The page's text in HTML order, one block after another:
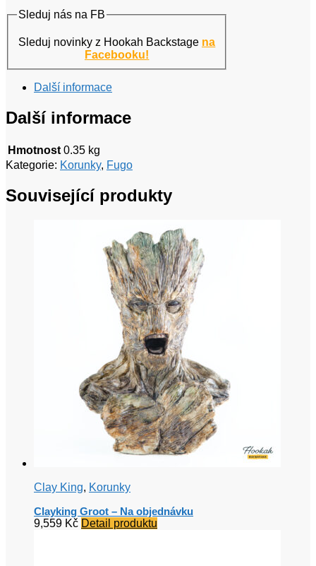
Sleduj nás na FB
Sleduj novinky z Hookah Backstage na
Facebooku!
Další informace
Další informace
Hmotnost 0.35 kg
Kategorie: Korunky, Fugo
Související produkty
Clay King, Korunky
Clayking Groot – Na objednávku
9,559 Kč Detail produktu